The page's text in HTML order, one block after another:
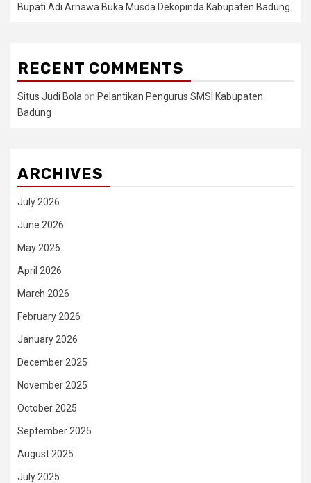
Bupati Adi Arnawa Buka Musda Dekopinda Kabupaten Badung
RECENT COMMENTS
Situs Judi Bola on Pelantikan Pengurus SMSI Kabupaten
Badung
ARCHIVES
July 2026
June 2026
May 2026
April 2026
March 2026
February 2026
January 2026
December 2025
November 2025
October 2025
September 2025
August 2025
July 2025